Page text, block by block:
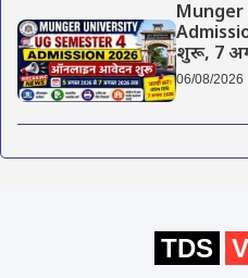
Munger
शुरू, 7
06/08/2026
TDS